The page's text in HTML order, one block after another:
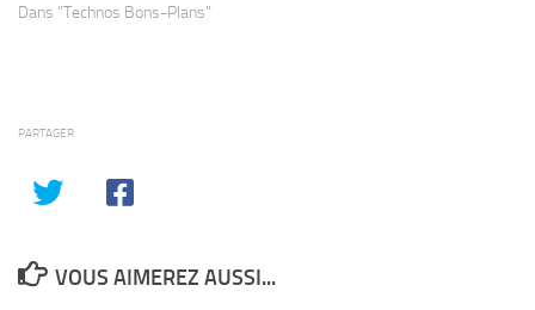
Dans "Technos Bons-Plans"
PARTAGER
VOUS AIMEREZ AUSSI...